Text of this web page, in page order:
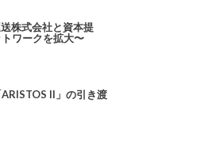
株式会社と資本提
ワークを拡大〜
II」の引き渡